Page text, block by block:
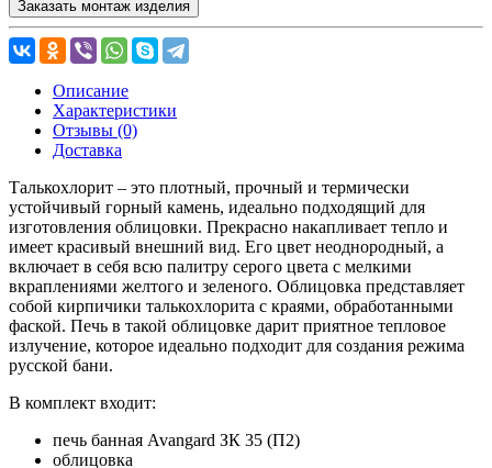
Заказать монтаж изделия
Описание
Характеристики
Отзывы (0)
Доставка
Талькохлорит – это плотный, прочный и термически
устойчивый горный камень, идеально подходящий для
изготовления облицовки. Прекрасно накапливает тепло и
имеет красивый внешний вид. Его цвет неоднородный, а
включает в себя всю палитру серого цвета с мелкими
вкраплениями желтого и зеленого. Облицовка представляет
собой кирпичики талькохлорита с краями, обработанными
фаской. Печь в такой облицовке дарит приятное тепловое
излучение, которое идеально подходит для создания режима
русской бани.
В комплект входит:
печь банная Avangard ЗК 35 (П2)
облицовка